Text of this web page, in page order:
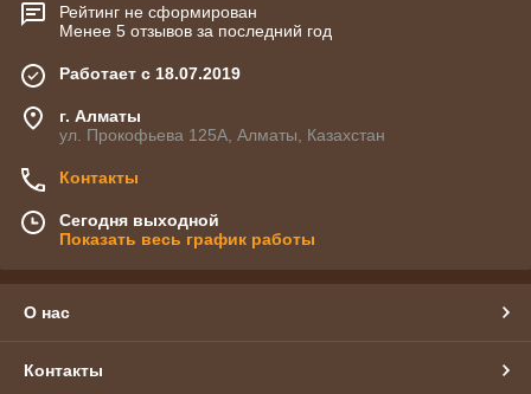
Рейтинг не сформирован
Менее 5 отзывов за последний год
Работает с 18.07.2019
г. Алматы
ул. Прокофьева 125А, Алматы, Казахстан
Контакты
Сегодня выходной
Показать весь график работы
О нас
Контакты